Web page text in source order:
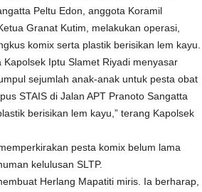
Peltu Edon, anggota Koramil
Granat Kutim, melakukan operasi,
komix serta plastik berisikan lem kayu.
Iptu Slamet Riyadi menyasar
sejumlah anak-anak untuk pesta obat
STAIS di Jalan APT Pranoto Sangatta
berisikan lem kayu,” terang Kapolsek
pesta komix belum lama
kelulusan SLTP.
Herlang Mapatiti miris. Ia berharap,